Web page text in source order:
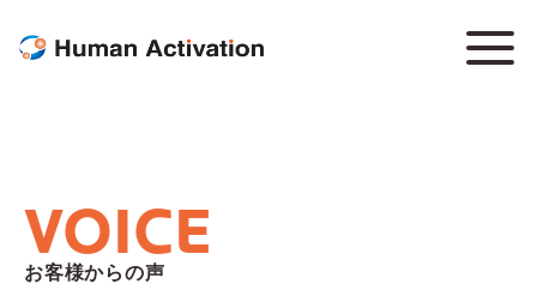
VOICE
お客様からの声